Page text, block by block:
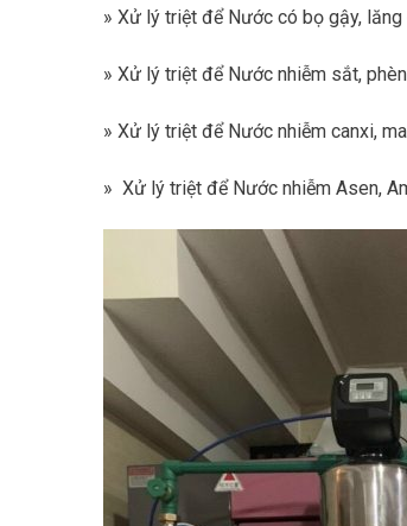
» Xử lý triệt để Nước có bọ gậy,
» Xử lý triệt để Nước nhiễm sắt, phèn
» Xử lý triệt để Nước nhiễm canxi,
» Xử lý triệt để Nước nhiễm Asen,